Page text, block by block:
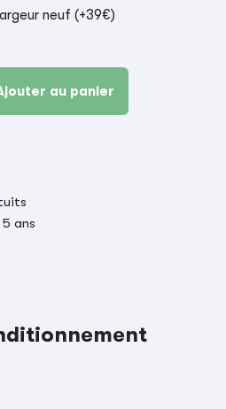
neuf (+39€)
au panier
ans